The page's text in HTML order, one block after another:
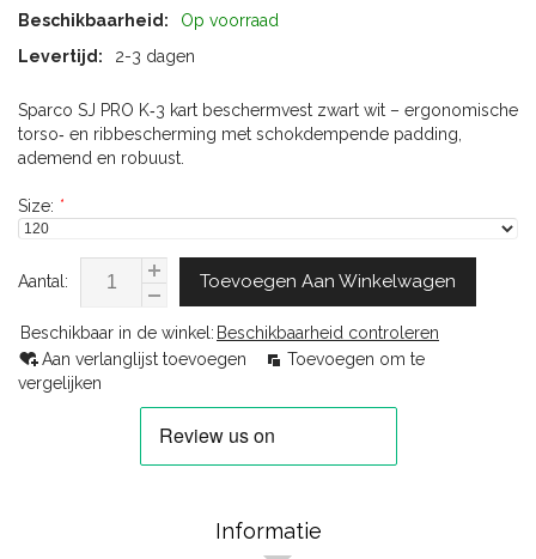
Beschikbaarheid:
Op voorraad
Levertijd:
2-3 dagen
Sparco SJ PRO K‑3 kart beschermvest zwart wit – ergonomische
torso‑ en ribbescherming met schokdempende padding,
ademend en robuust.
Size: *
Aantal: Toevoegen Aan Winkelwagen
Beschikbaar in de winkel: Beschikbaarheid controleren
Aan verlanglijst toevoegen
Toevoegen om te
vergelijken
Informatie